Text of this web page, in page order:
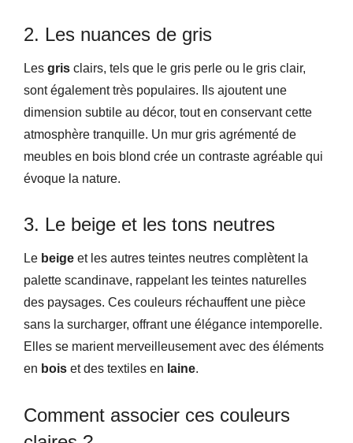
2. Les nuances de gris
Les gris clairs, tels que le gris perle ou le gris clair,
sont également très populaires. Ils ajoutent une
dimension subtile au décor, tout en conservant cette
atmosphère tranquille. Un mur gris agrémenté de
meubles en bois blond crée un contraste agréable qui
évoque la nature.
3. Le beige et les tons neutres
Le beige et les autres teintes neutres complètent la
palette scandinave, rappelant les teintes naturelles
des paysages. Ces couleurs réchauffent une pièce
sans la surcharger, offrant une élégance intemporelle.
Elles se marient merveilleusement avec des éléments
en bois et des textiles en laine.
Comment associer ces couleurs